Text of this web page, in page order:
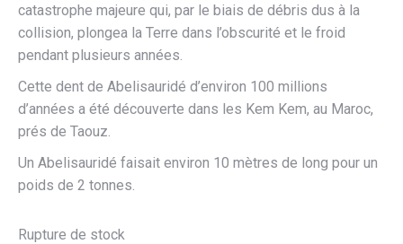
catastrophe majeure qui, par le biais de débris dus à la
collision, plongea la Terre dans l’obscurité et le froid
pendant plusieurs années.
Cette dent de Abelisauridé d’environ 100 millions
d’années a été découverte dans les Kem Kem, au Maroc,
prés de Taouz.
Un Abelisauridé faisait environ 10 mètres de long pour un
poids de 2 tonnes.
Rupture de stock